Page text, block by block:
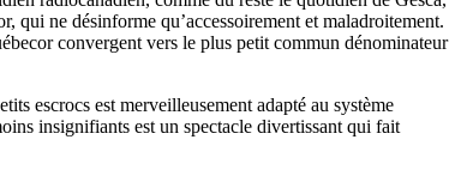
qui ne désinforme qu’accessoirement et maladroitement.
convergent vers le plus petit commun dénominateur
escrocs est merveilleusement adapté au système
insignifiants est un spectacle divertissant qui fait